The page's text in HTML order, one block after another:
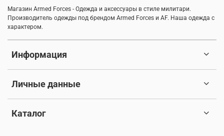
Информация
Личные данные
Каталог
Магазин Armed Forces - Одежда и аксессуары в стиле милитари.
Производитель одежды под брендом Armed Forces и AF. Наша одежда с
характером.